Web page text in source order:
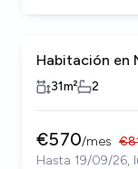
Habitación en
31m² 2
€570/mes €
Hasta 19/09/26,